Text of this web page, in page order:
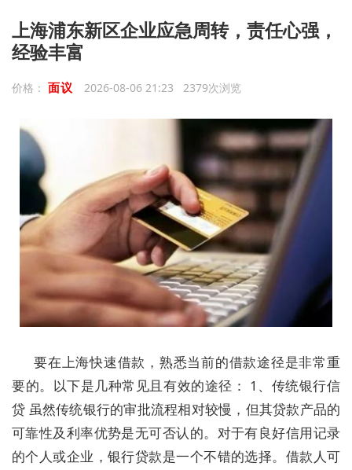
上海浦东新区企业应急周转，责任心强，
经验丰富
价格： 面议 2026-08-06 21:23 2379次浏览
要在上海快速借款，熟悉当前的借款途径是非常重
要的。以下是几种常见且有效的途径： 1、传统银行信
贷 虽然传统银行的审批流程相对较慢，但其贷款产品的
可靠性及利率优势是无可否认的。对于有良好信用记录
的个人或企业，银行贷款是一个不错的选择。借款人可